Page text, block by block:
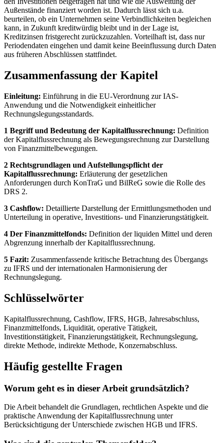
Außenstände finanziert worden ist. Dadurch lässt sich u.a.
beurteilen, ob ein Unternehmen seine Verbindlichkeiten begleichen
kann, in Zukunft kreditwürdig bleibt und in der Lage ist,
Kreditzinsen fristgerecht zurückzuzahlen. Vorteilhaft ist, dass nur
Periodendaten eingehen und damit keine Beeinflussung durch Daten
aus früheren Abschlüssen stattfindet.
Zusammenfassung der Kapitel
Einleitung: Einführung in die EU-Verordnung zur IAS-
Anwendung und die Notwendigkeit einheitlicher
Rechnungslegungsstandards.
1 Begriff und Bedeutung der Kapitalflussrechnung: Definition
der Kapitalflussrechnung als Bewegungsrechnung zur Darstellung
von Finanzmittelbewegungen.
2 Rechtsgrundlagen und Aufstellungspflicht der
Kapitalflussrechnung: Erläuterung der gesetzlichen
Anforderungen durch KonTraG und BilReG sowie die Rolle des
DRS 2.
3 Cashflow: Detaillierte Darstellung der Ermittlungsmethoden und
Unterteilung in operative, Investitions- und Finanzierungstätigkeit.
4 Der Finanzmittelfonds: Definition der liquiden Mittel und deren
Abgrenzung innerhalb der Kapitalflussrechnung.
5 Fazit: Zusammenfassende kritische Betrachtung des Übergangs
zu IFRS und der internationalen Harmonisierung der
Rechnungslegung.
Schlüsselwörter
Kapitalflussrechnung, Cashflow, IFRS, HGB, Jahresabschluss,
Finanzmittelfonds, Liquidität, operative Tätigkeit,
Investitionstätigkeit, Finanzierungstätigkeit, Rechnungslegung,
direkte Methode, indirekte Methode, Konzernabschluss.
Häufig gestellte Fragen
Worum geht es in dieser Arbeit grundsätzlich?
Die Arbeit behandelt die Grundlagen, rechtlichen Aspekte und die
praktische Anwendung der Kapitalflussrechnung unter
Berücksichtigung der Unterschiede zwischen HGB und IFRS.